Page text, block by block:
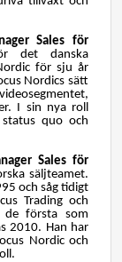
Sales för
det danska
för sju år
Nordics sätt
I sin nya roll
quo och
Sales för
säljteamet.
och såg tidigt
Trading och
de första som
2010. Han har
Nordic och